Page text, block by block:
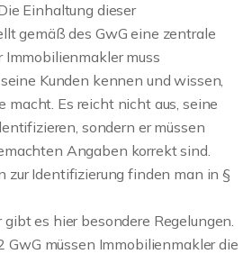
Einhaltung dieser
gemäß des GwG eine zentrale
Immobilienmakler muss
Kunden kennen und wissen,
macht. Es reicht nicht aus, seine
sondern er müssen
Angaben korrekt sind.
zur Identifizierung finden man in §
es hier besondere Regelungen.
GwG müssen Immobilienmakler die